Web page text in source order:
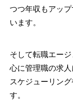
つつ年収もアッ
います。
そして転職エー
心に管理職の求
スケジューリン
す。